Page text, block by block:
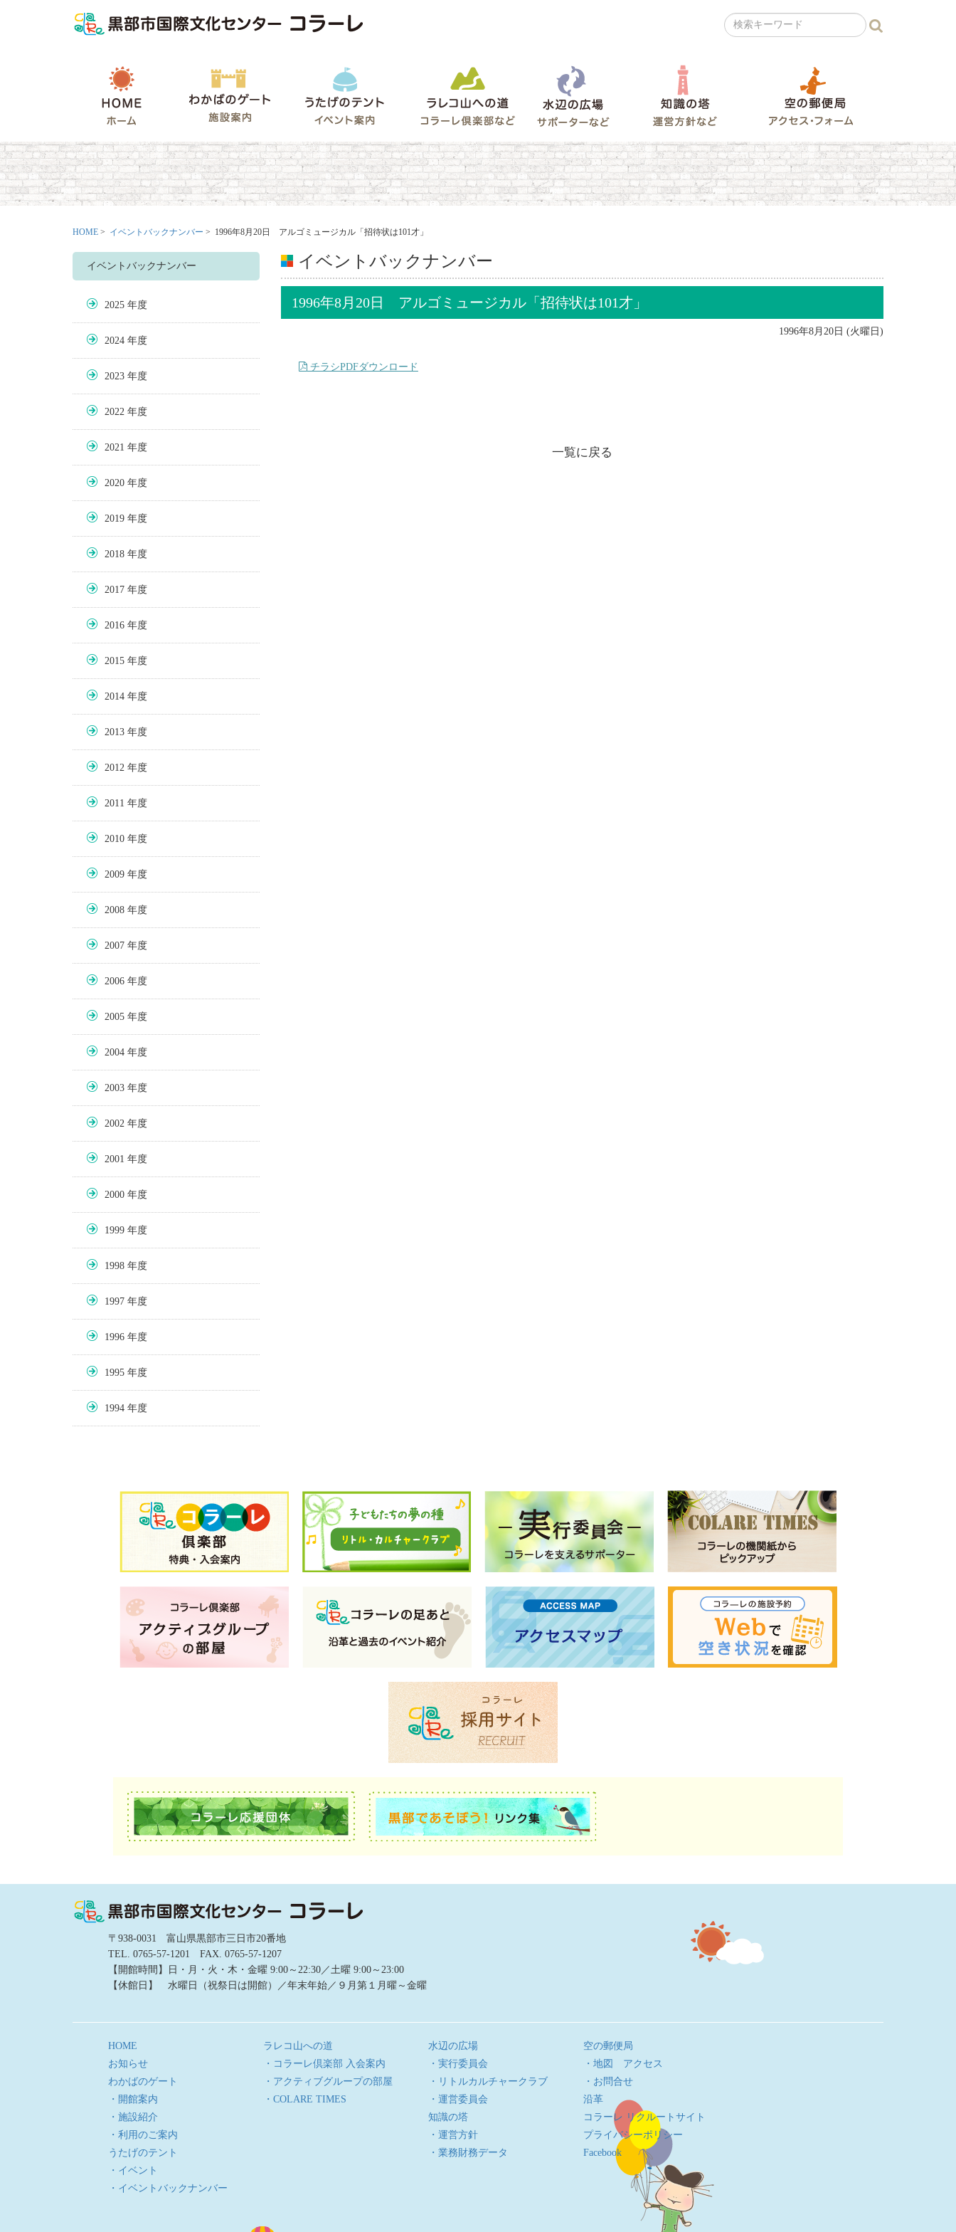
わかばのゲート ラレコ山への道
HOME > イベントバックナンバー > 1996年8月20日 アルゴミュージカル「招待状は101才」
イベントバックナンバー
2025
2024
2023
2022
2021
2020
2019
2018
2017
2016
2015
2014
2013
2012
2011
2010
2009
2008
2007
2006
2005
2004
2003
2002
2001
2000
1999
1998
1997
1996
1995
1994
イベントバックナンバー
1996年8月20日 アルゴミュージカル「招待状は101才」
1996年8月20日 (火曜日)
チラシPDFダウンロード
一覧に戻る
〒938-0031 富山県黒部市三日市20番地
TEL. 0765-57-1201 FAX. 0765-57-1207
【開館時間】日・月・火・木・金曜 9:00～22:30／土曜 9:00～23:00
【休館日】 水曜日（祝祭日は開館）／年末年始／９月第１月曜～金曜
HOME
お知らせ
わかばのゲート
・開館案内
・施設紹介
・利用のご案内
うたげのテント
・イベント
・イベントバックナンバー
ラレコ山への道
・コラーレ倶楽部 入会案内
・アクティブグループの部屋
・COLARE TIMES
水辺の広場
・実行委員会
・リトルカルチャークラブ
・運営委員会
知識の塔
・運営方針
・業務財務データ
空の郵便局
・地図 アクセス
・お問合せ
沿革
コラーレ リクルートサイト
プライバシーポリシー
Facebook